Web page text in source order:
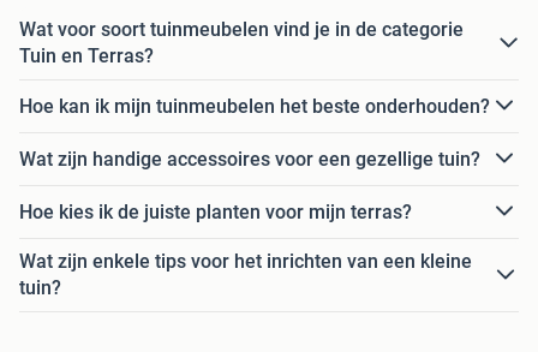
Wat voor soort tuinmeubelen vind je in de categorie
Tuin en Terras?
Hoe kan ik mijn tuinmeubelen het beste onderhouden?
Wat zijn handige accessoires voor een gezellige tuin?
Hoe kies ik de juiste planten voor mijn terras?
Wat zijn enkele tips voor het inrichten van een kleine
tuin?